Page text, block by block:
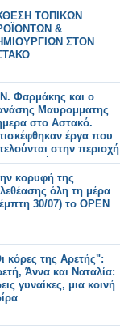
ΤΟΠΙΚΩΝ
&
ΣΤΟΝ
Φαρμάκης και ο
Μαυρομματης
στο Αστακό.
έργα που
στην περιοχή
συναντήθηκαν με
και πολίτες (φωτο-
κορυφή της
όλη τη μέρα
30/07) το OPEN
κόρες της Αρετής":
Άννα και Ναταλία:
γυναίκες, μια κοινή